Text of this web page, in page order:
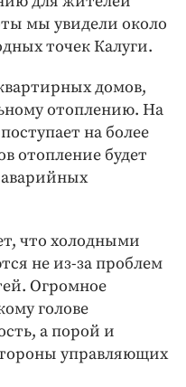
мы увидели около
точек Калуги.
домов,
отоплению. На
на более
отопление будет
что холодными
не из-за проблем
Огромное
голове
а порой и
управляющих